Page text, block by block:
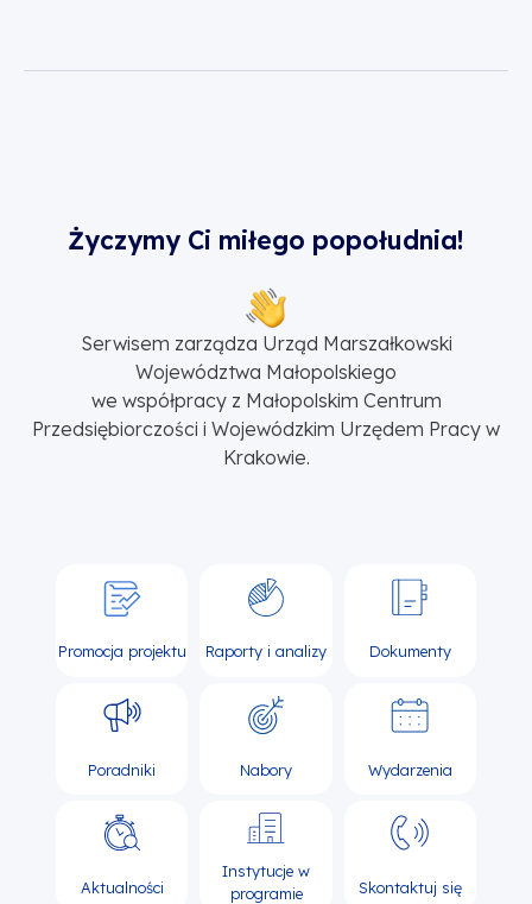
Życzymy Ci miłego popołudnia!
Serwisem zarządza Urząd Marszałkowski
Województwa Małopolskiego
we współpracy z Małopolskim Centrum
Przedsiębiorczości i Wojewódzkim Urzędem Pracy w
Krakowie.
Promocja projektu Raporty i analizy Dokumenty
Poradniki Nabory Wydarzenia
Aktualności
Instytucje w
programie
Skontaktuj się